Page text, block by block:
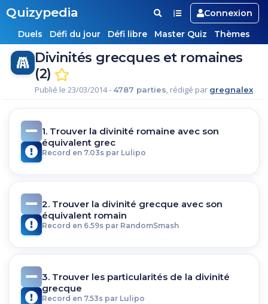
Quizypedia
Connexion
Duels
Défi du jour Défi libre Master Quiz Thèmes
Divinités grecques et romaines
(2)
Publié le 23/03/2014 - 4787 parties, rédigé par gregnalex
1. Trouver la divinité romaine avec son
équivalent grec
Record en 7.03s par Lulipo
2. Trouver la divinité grecque avec son
équivalent romain
Record en 6.59s par RandomSmash
3. Trouver les particularités de la divinité
grecque
Record en 7.53s par Lulipo